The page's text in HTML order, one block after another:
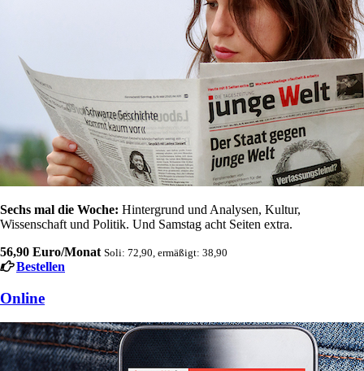
Sechs mal die Woche: Hintergrund und Analysen, Kultur,
Wissenschaft und Politik. Und Samstag acht Seiten extra.
56,90 Euro/Monat Soli: 72,90, ermäßigt: 38,90
Bestellen
Online